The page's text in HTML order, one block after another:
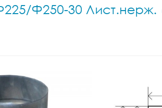
Ф250-30 Лист.нерж.